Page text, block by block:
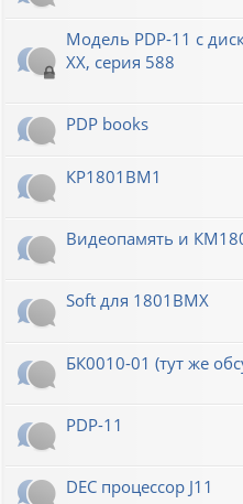
Модель PDP-11 с
XX, серия 588
PDP books
КР1801ВМ1
Видеопамять и
Soft для 1801ВМХ
БК0010-01 (тут же
PDP-11
DEC процессор J11